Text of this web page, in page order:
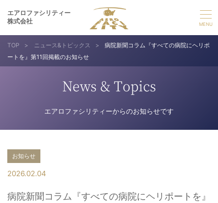
エアロファシリティー
株式会社
選ばれる理由
お問い合わせ
TOP > ニュース&トピックス >
病院新聞コラム『すべての病院にヘリポ
ートを』第11回掲載のお知らせ
News & Topics
エアロファシリティーからのお知らせです
お知らせ
2026.02.04
病院新聞コラム『すべての病院にヘリポートを』